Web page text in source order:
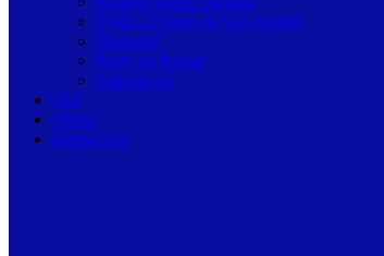
Politici Urbane & Guvernanta
Dialoguri
Profil de Primar
Podcast-uri
Stiri
Oferte
Despre noi